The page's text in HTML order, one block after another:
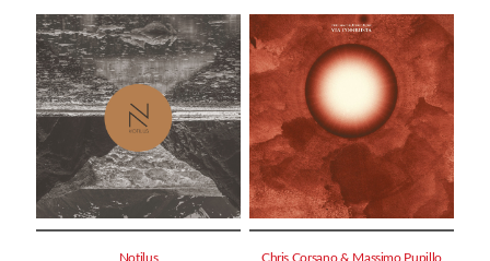
Notilus Chris Corsano & Massimo Pupillo